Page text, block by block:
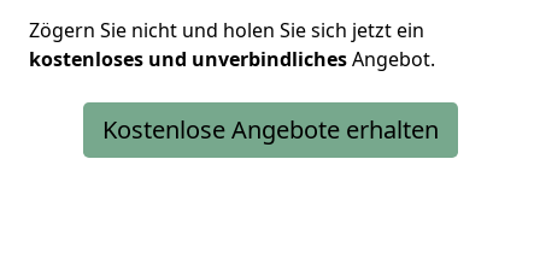
Zögern Sie nicht und holen Sie sich jetzt ein
kostenloses und unverbindlichesAngebot.
Kostenlose Angebote erhalten